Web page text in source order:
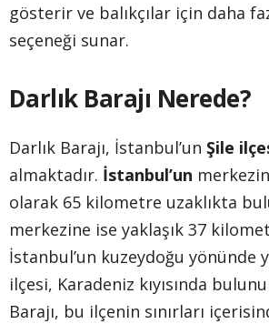
gösterir ve balıkçılar için daha
seçeneği sunar.
Darlık Barajı Nerede?
Darlık Barajı, İstanbul’un Şile
almaktadır. İstanbul’un
olarak 65 kilometre uzaklıkta
merkezine ise yaklaşık 37
İstanbul’un kuzeydoğu yönünde
ilçesi, Karadeniz kıyısında
Barajı, bu ilçenin sınırları